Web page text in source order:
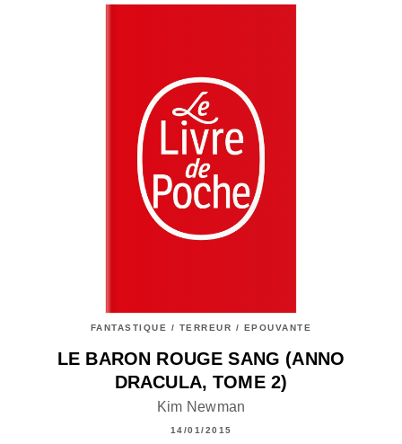
FANTASTIQUE / TERREUR / EPOUVANTE
LE BARON ROUGE SANG (ANNO
DRACULA, TOME 2)
Kim Newman
14/01/2015